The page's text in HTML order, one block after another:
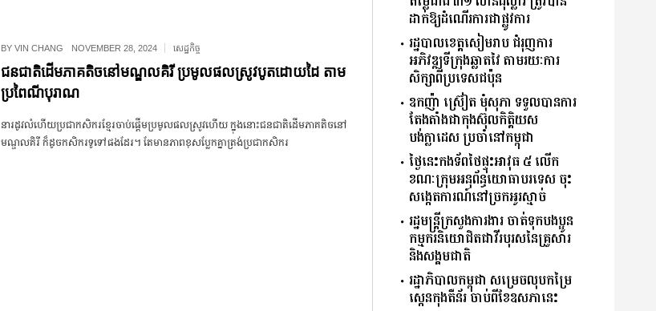
BYVIN CHANG NOVEMBER 28, 2024 សេដ្ឋកិច្ច
ជនជាតិដើមភាគតិចនៅមណ្ឌលគិរី ប្រមូលផលស្រូវបូតដោយដៃ តាម
ប្រពៃណីបុរាណ
នា​រដូវ​លំហើយប្រជាកសិករខ្មែរចាប់ផ្ដើម​​ប្រមូល​ផល​ស្រូវហើយ ក្នុង​នោះ​​ជនជាតិ​ដើម​ភាគ​តិច​នៅ​
មណ្ឌលគិរី​ ក៏ដូច​កសិករ​ទូទៅ​ផង​ដែរ។ តែ​មានភាព​ខុស​​ប្លែក​គ្នាត្រង់​​ប្រជាកសិករ
ដាក់ឱ្យដំណើរការជាផ្លូវការ
រដ្ឋបាលខេត្តសៀមរាប ជំរុញការ
អភិវឌ្ឍទីក្រុងឆ្លាតវៃ តាមរយៈការ
សិក្សាពីប្រទេសជប៉ុន
ឧកញ៉ា ស្រ៊ៀត មុំសុភា ទទួលបានការ
តែងតាំងជាកុងស៊ុលកិត្តិយស
បង់ក្លាដេស ប្រចាំនៅកម្ពុជា
ថ្ងៃនេះកងទ័ពថៃផ្ទុះអាវុធ ៥ លើក
ខណៈក្រុមអនុព័ន្ធយោធាបរទេស ចុះ
សង្កេតការណ៍នៅច្រកអូរស្មាច់
រដ្ឋមន្រ្តីក្រសួងការងារ ចាត់ទុកបងប្អូន
កម្មករនិយោជិតជាវីរបុរសនៃគ្រួសារ
និងសង្គមជាតិ
រដ្ឋាភិបាលកម្ពុជា សម្រេចលុបកម្រៃ
ស្កេនកុងតឺន័រ ចាប់ពីខែឧសភានេះ